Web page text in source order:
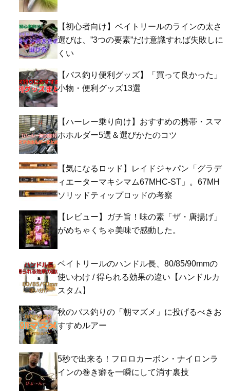
【初心者向け】ベイトリールのラインの太さ
選びは、”3つの要素”だけ意識すれば失敗しに
くい
【バス釣り便利グッズ】「買って良かった」
小物・便利グッズ13選
【ハーレー乗り向け】おすすめの携帯・スマ
ホホルダー5選＆選びかたのコツ
【気になるロッド】レイドジャパン「グラデ
ィエーターマキシマム67MHC-ST」。67MH
ソリッドティップロッドの考察
【レビュー】ガチ旨！味の素「ザ・唐揚げ」
がめちゃくちゃ美味で感動した。
ベイトリールのハンドル長、80/85/90mmの
使いわけ / 得られる効果の違い【ハンドルカ
スタム】
秋のバス釣りの「朝マズメ」に投げるべきお
すすめルアー
5秒で出来る！フロロカーボン・ナイロンラ
インの巻き癖を一瞬にして消す裏技